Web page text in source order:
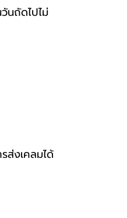
นถัดไปไม่
ส่งเคลมได้